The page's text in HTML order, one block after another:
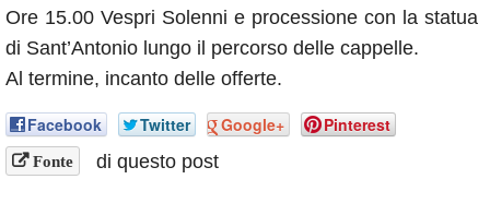
Ore 15.00 Vespri Solenni e processione con la statua
di Sant’Antonio lungo il percorso delle cappelle.
Al termine, incanto delle offerte.
Facebook Twitter Google+ Pinterest
Fonte di questo post